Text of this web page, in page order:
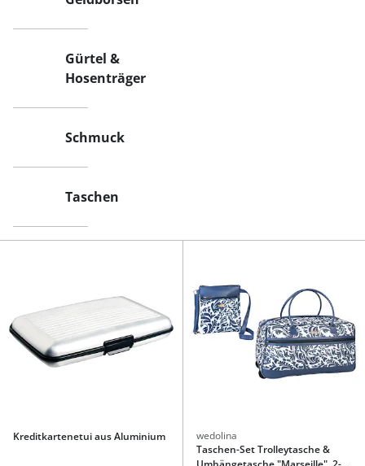
Gürtel &
Hosenträger
Schmuck
Taschen
Kreditkartenetui aus Aluminium
wedolina
Taschen-Set Trolleytasche &